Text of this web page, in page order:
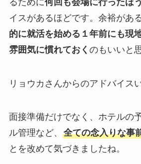
イスがあるほどです。余裕があ
的に就活を始める１年前にも現
雰囲気に慣れておく のもいいと
リョウカさんからのアドバイス
面接準備だけでなく、ホテルの
ル管理など、 全ての念入りな事
とを改めて気づきましたね。